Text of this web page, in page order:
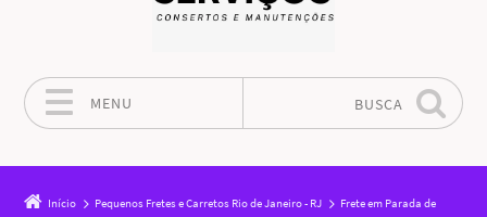
MENU BUSCA
Início Pequenos Fretes e Carretos Rio de Janeiro - RJ
Frete em Parada de